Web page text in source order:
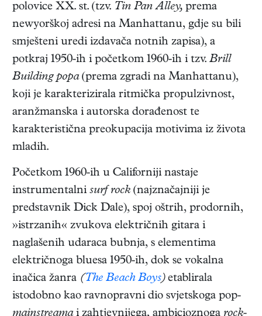
polovice XX. st. (tzv. Tin Pan Alley, prema
newyorškoj adresi na Manhattanu, gdje su bili
smješteni uredi izdavača notnih zapisa), a
potkraj 1950-ih i početkom 1960-ih i tzv. Brill
Building popa(prema zgradi na Manhattanu),
koji je karakterizirala ritmička propulzivnost,
aranžmanska i autorska dorađenost te
karakteristična preokupacija motivima iz života
mladih.
Početkom 1960-ih u Californiji nastaje
instrumentalni surf rock (najznačajniji je
predstavnik Dick Dale), spoj oštrih, prodornih,
»istrzanih« zvukova električnih gitara i
naglašenih udaraca bubnja, s elementima
električnoga bluesa 1950-ih, dok se vokalna
inačica žanra (The Beach Boys)etablirala
istodobno kao ravnopravni dio svjetskoga pop-